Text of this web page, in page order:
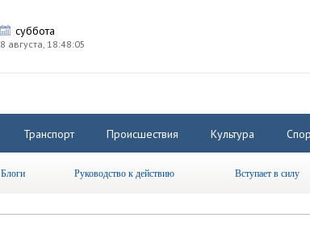
суббота
8 августа, 18:48:06
Транспорт Происшествия Культура
Блоги Руководство к действию Вступает в силу